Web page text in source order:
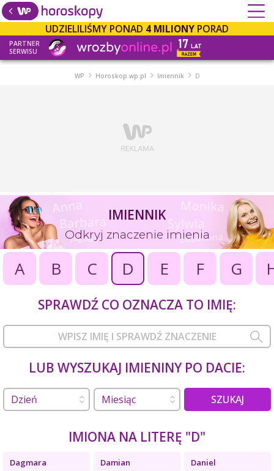
UDZIELILIŚMY PONAD 4 MILIONY PORAD
PARTNER
SERWISU
WP Horoskop.wp.pl Imiennik D
IMIENNIK
Odkryj znaczenie imienia
A B C D E F G
SPRAWDŹ CO OZNACZA TO IMIĘ:
LUB WYSZUKAJ IMIENINY PO DACIE:
SZUKAJ
IMIONA NA LITERĘ "D"
Dagmara Damian Daniel